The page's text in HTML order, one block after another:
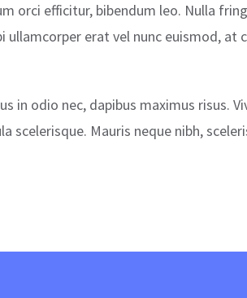
orci efficitur, bibendum leo. Nulla
ullamcorper erat vel nunc euismod, at
in odio nec, dapibus maximus risus.
scelerisque. Mauris neque nibh,